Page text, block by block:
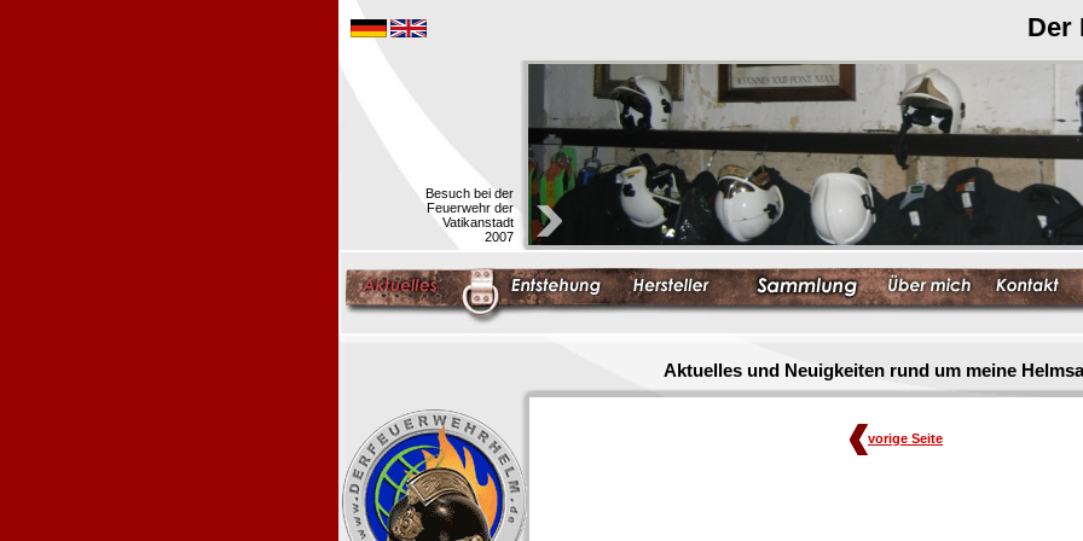
Der
Besuch bei der
Feuerwehr der
Vatikanstadt
2007
Aktuelles und Neuigkeiten rund um meine
vorige Seite